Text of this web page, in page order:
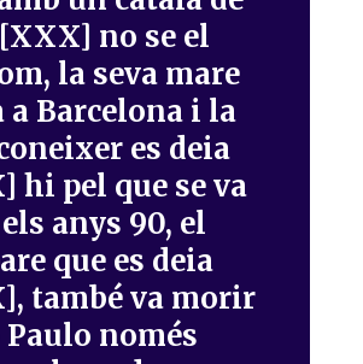
no se el
la seva mare
a Barcelona i la
es deia
hi pel que se va
anys 90, el
que es deia
també va morir
Paulo només